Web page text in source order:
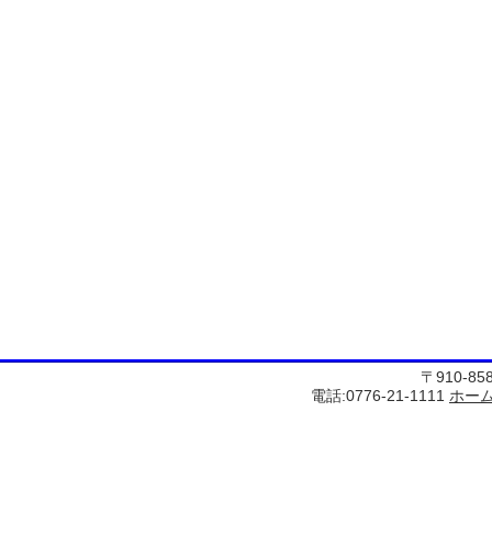
〒910-
電話:0776-21-1111 ホー